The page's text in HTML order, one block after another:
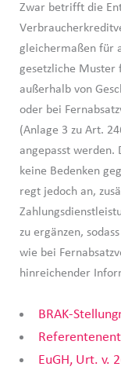
Zwar betrifft die
gleichermaßen für
gesetzliche
außerhalb von
oder bei
(Anlage 3 zu Art.
angepasst werden.
keine Bedenken
regt jedoch an,
zu ergänzen,
wie bei
hinreichender
BRAK-
EuGH, Urt. v.